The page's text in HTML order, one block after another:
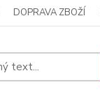
DOPRAVA ZBOŽÍ